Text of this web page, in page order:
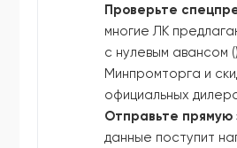
Проверьте
многие ЛК
с нулевым авансом
Минпромторга и
официальных
Отправьте прямую
данные поступит